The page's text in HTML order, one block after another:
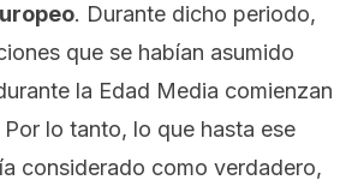
. Durante dicho periodo,
que se habían asumido
la Edad Media comienzan
lo tanto, lo que hasta ese
considerado como verdadero,